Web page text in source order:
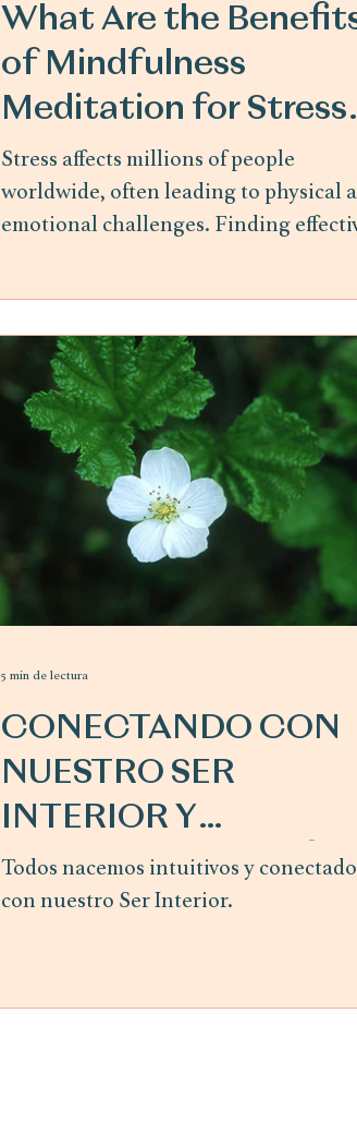
What Are the
of Mindfulness
Meditation for Stress
Relief
Stress affects millions of people
worldwide, often leading to physical
emotional challenges. Finding
attention as a practical and accessible
method to reduce stress and improve
mental health. This post explores the
benefits of mindfulness meditation
stress relief and offers insights into
it can be integrated into daily life.
Mindfulness Meditation
CONECTANDO CON
NUESTRO SER
INTERIOR Y
SIGUIENDO LA GUÍA
INTERIOR ~ mes de
Todos nacemos intuitivos y
con nuestro Ser Interior.
5 min de lectura